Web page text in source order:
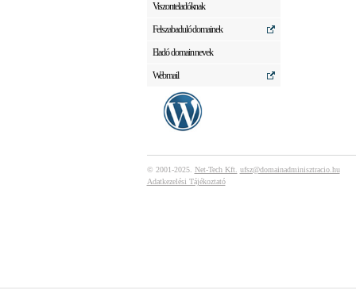
Viszonteladóknak
Felszabaduló domainek
Eladó domain nevek
Webmail
© 2001-2025. Net-Tech Kft. ufsz@domainadminisztracio.hu
Adatkezelési Tájékoztató